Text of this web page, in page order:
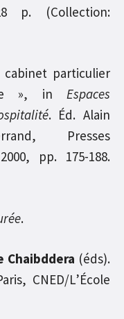
p. (Collection:
particulier
», in Espaces
. Éd. Alain
Presses
pp. 175-188.
.
Chaibddera (éds).
CNED/L’École